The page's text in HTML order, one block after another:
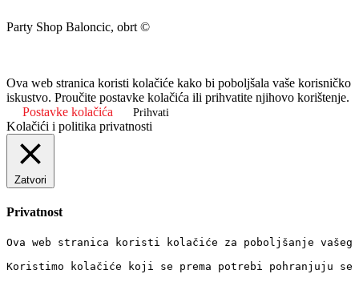
Party Shop Baloncic, obrt ©
Ova web stranica koristi kolačiće kako bi poboljšala vaše korisničko
iskustvo. Proučite postavke kolačića ili prihvatite njihovo korištenje.
Postavke kolačića
Prihvati
Kolačići i politika privatnosti
Zatvori
Privatnost
Ova web stranica koristi kolačiće za poboljšanje
Koristimo kolačiće koji se prema potrebi pohranjuju